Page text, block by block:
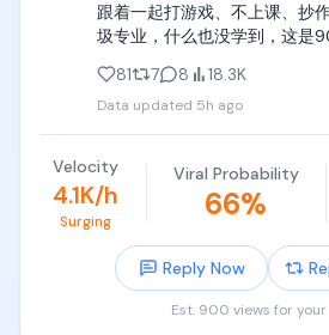
因为这东西是他妈William
的，容不下你的质疑，也不符
资格去设计或者质疑这些元器
这东西对于绝大多数高中天天
linked list、折腾各种graph、
编程小天才来说，不仅反直觉
磨。
到了自动控制理论，为什么时
么要用bode和nyquest图作为
PID，又他妈难受半年，
跟着一起打游戏、不上课、抄
圾专业，什么也没学到，这是
党哥反复告诉你们，去深职院
种， 就是告诉你们，小学初中
怕读个专科，也要踏踏实实选
业，踏踏实实学个手艺。
大学是你进入社会前最后一步
子最后能学知识、学技术、学
性学习和训练的能力了，大脑
81 7 8 18.3K
Data updated 5h ago
Velocity
4.1K/h
Surging
Viral Probability
66%
Reply Now
Est. 900 views for